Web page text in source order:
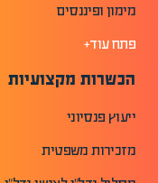
מימון ופיננסים
פתח עוד+
הכשרות מקצועיות
ייעוץ פנסיוני
מזכירות משפטית